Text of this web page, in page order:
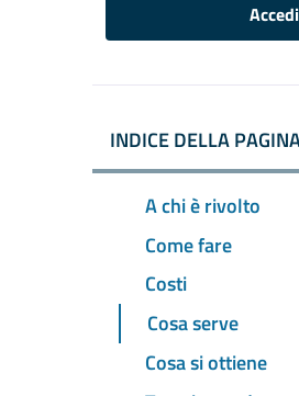
INDICE DELLA
A chi è rivolto
Come fare
Costi
Cosa serve
Cosa si ottiene